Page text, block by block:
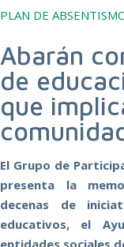
PLAN DE
Abarán
de
que
El Grupo de
presenta la
decenas de
educativos, el
entidades sociales